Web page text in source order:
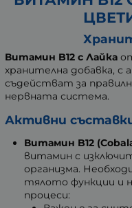
Витамин B12 с Лайка
хранителна добавка, с
съдействат за
нервната система.
Активни
Витамин B12
витамин с
организма.
тялото функции и
процеси: